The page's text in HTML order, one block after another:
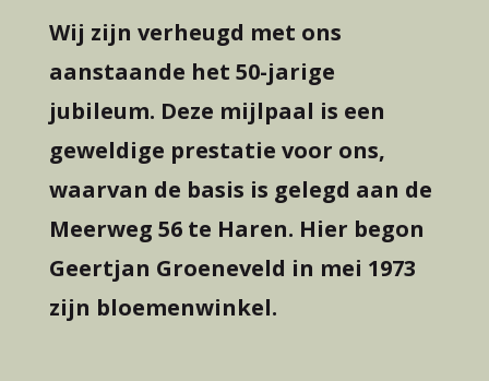
Wij zijn verheugd met ons
aanstaande het 50-jarige
jubileum. Deze mijlpaal is een
geweldige prestatie voor ons,
waarvan de basis is gelegd aan de
Meerweg 56 te Haren. Hier begon
Geertjan Groeneveld in mei 1973
zijn bloemenwinkel.